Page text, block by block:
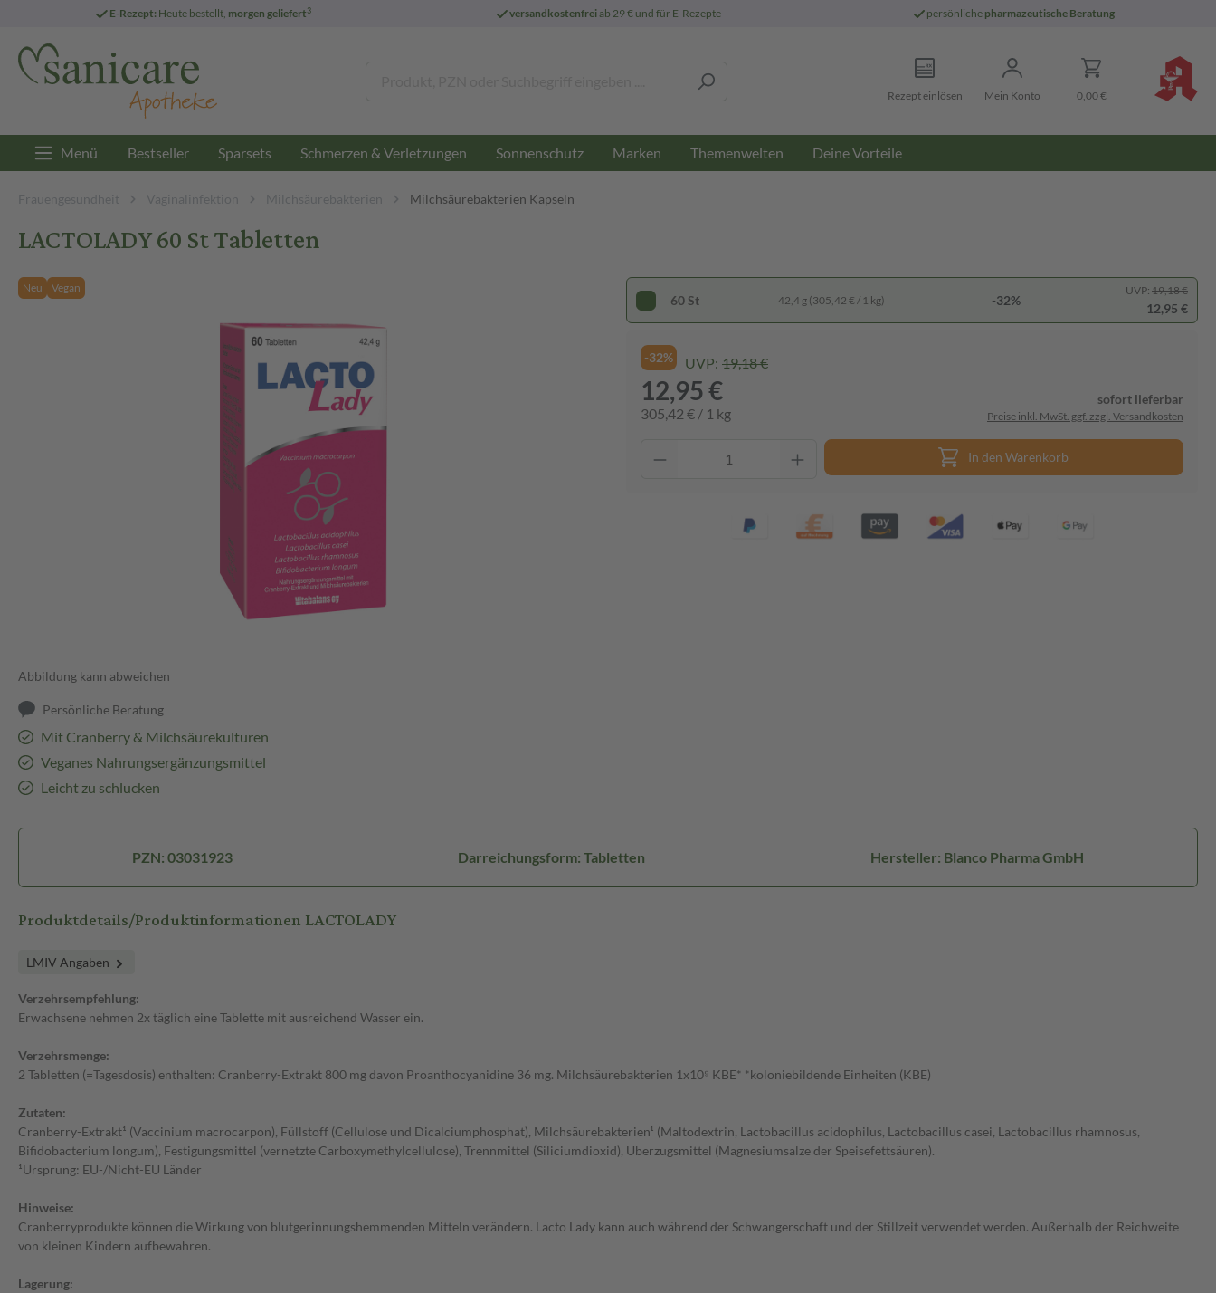
E-Rezept: Heute bestellt, morgen geliefert3 versandkostenfreiab 29 € und für E-Rezepte persönliche pharmazeutische Beratung
Rezept einlösen Mein Konto 0,00 €
Menü Bestseller Sparsets Schmerzen & Verletzungen Sonnenschutz Marken Themenwelten Deine Vorteile
Frauengesundheit Vaginalinfektion Milchsäurebakterien Milchsäurebakterien Kapseln
LACTOLADY 60 St Tabletten
Neu Vegan
Abbildung kann abweichen
Persönliche Beratung
Mit Cranberry & Milchsäurekulturen
Veganes Nahrungsergänzungsmittel
Leicht zu schlucken
60 St 42,4 g (305,42 € / 1 kg) -32%
UVP: 19,18 €
12,95 €
-32% UVP: 19,18 €
12,95 €
305,42 € / 1 kg
sofort lieferbar
Preise inkl. MwSt. ggf. zzgl. Versandkosten
In den Warenkorb
PZN: 03031923 Darreichungsform: Tabletten Hersteller: Blanco Pharma GmbH
Produktdetails/Produktinformationen LACTOLADY
LMIV Angaben
Verzehrsempfehlung:
Erwachsene nehmen 2x täglich eine Tablette mit ausreichend Wasser ein.
Verzehrsmenge:
2 Tabletten (=Tagesdosis) enthalten: Cranberry-Extrakt 800 mg davon Proanthocyanidine 36 mg. Milchsäurebakterien 1x10⁹ KBE* *koloniebildende Einheiten (KBE)
Zutaten:
Cranberry-Extrakt¹ (Vaccinium macrocarpon), Füllstoff (Cellulose und Dicalciumphosphat), Milchsäurebakterien¹ (Maltodextrin, Lactobacillus acidophilus, Lactobacillus casei, Lactobacillus rhamnosus,
Bifidobacterium longum), Festigungsmittel (vernetzte Carboxymethylcellulose), Trennmittel (Siliciumdioxid), Überzugsmittel (Magnesiumsalze der Speisefettsäuren).
¹Ursprung: EU-/Nicht-EU Länder
Hinweise:
Cranberryprodukte können die Wirkung von blutgerinnungshemmenden Mitteln verändern. Lacto Lady kann auch während der Schwangerschaft und der Stillzeit verwendet werden. Außerhalb der Reichweite
von kleinen Kindern aufbewahren.
Lagerung: